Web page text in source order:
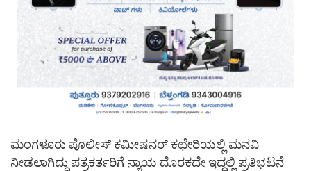
ಮಂಗಳೂರು ಪೊಲೀಸ್ ಕಮೀಷನರ್ ಕಛೇರಿಯಲ್ಲಿ ಮನವಿ
ನೀಡಲಾಗಿದ್ದು ಪತ್ರಕರ್ತರಿಗೆ ನ್ಯಾಯ ದೊರಕದೇ ಇದ್ದಲ್ಲಿ ಪ್ರತಿಭಟನೆ